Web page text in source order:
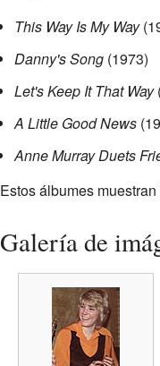
This Way Is My Way
Danny's Song(1973)
Let's Keep It That Way
A Little Good News
Anne Murray Duets
Estos álbumes
Galería de